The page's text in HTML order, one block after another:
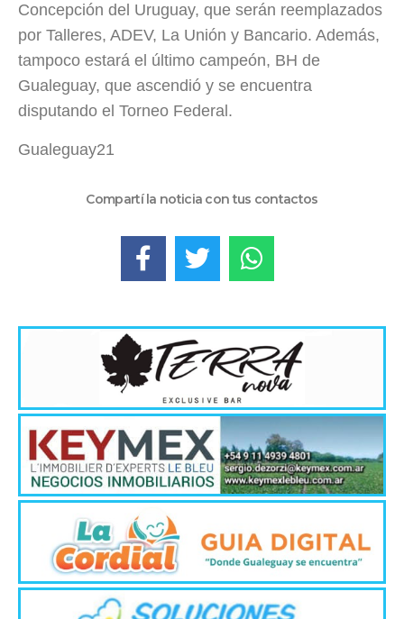
Concepción del Uruguay, que serán reemplazados
por Talleres, ADEV, La Unión y Bancario. Además,
tampoco estará el último campeón, BH de
Gualeguay, que ascendió y se encuentra
disputando el Torneo Federal.
Gualeguay21
Compartí la noticia con tus contactos